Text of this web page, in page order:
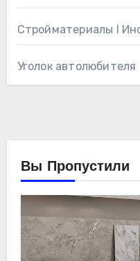
Стройматериалы l
Уголок автолюбителя
Вы Пропустили